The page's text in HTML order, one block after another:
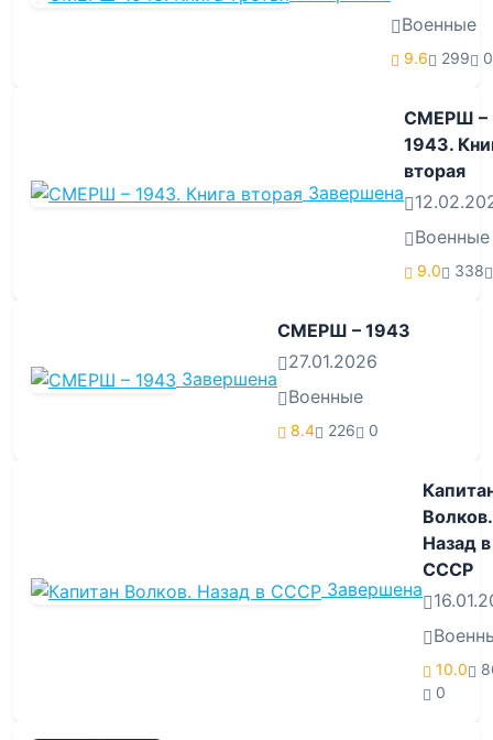
Военные
9.6 299 0
Завершена
СМЕРШ –
1943.
вторая
Военные
9.0 338
Завершена
СМЕРШ – 1943
27.01.2026
Военные
8.4 226 0
Завершена
Волков.
Назад в
СССР
10.0
0